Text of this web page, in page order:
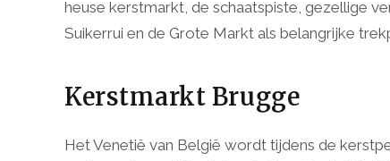
heuse kerstmarkt, de schaatspiste, gezellige
Suikerrui en de Grote Markt als belangrijke
Kerstmarkt Brugge
Het Venetië van België wordt tijdens de